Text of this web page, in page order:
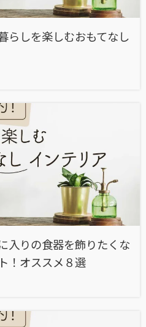
らしを楽しむおもてなし
入りの食器を飾りたくな
！オススメ８選